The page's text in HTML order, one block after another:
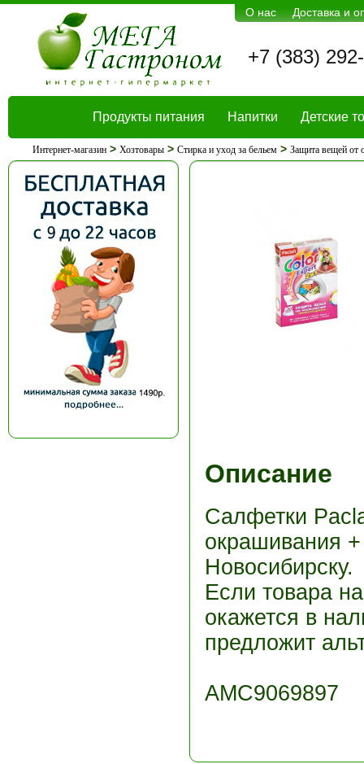
О нас Доставка и
+7 (383)
Продукты питания Напитки Детские
Интернет-магазин> Хозтовары> Стирка и уход за бельем> Защита вещей от
Описание
Салфетки
окрашивания
Новосибирску.
Если товара
окажется в
предложит
АМС9069897